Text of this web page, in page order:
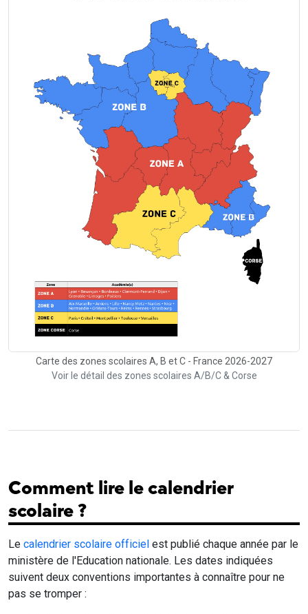
Carte des zones scolaires A, B et C - France 2026-2027
Voir le détail des zones scolaires A/B/C & Corse
Comment lire le calendrier
scolaire ?
Le calendrier scolaire officiel est publié chaque année par le
ministère de l'Education nationale. Les dates indiquées
suivent deux conventions importantes à connaître pour ne
pas se tromper :